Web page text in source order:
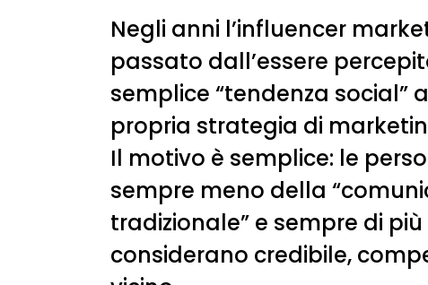
Negli anni l’influencer
passato dall’essere
semplice “tendenza social”
propria strategia di
Il motivo è semplice: le
sempre meno della
tradizionale” e sempre di più
considerano credibile,